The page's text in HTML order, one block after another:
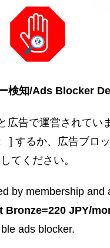
重複や混乱がないこ
話題も表示対象との
いました。タイミン
ース的な利用におい
近づきます。そし
他の分散SNS実装と
の地域から始めてい
母数が必要な機能な
治的な偏りが生まれ
検知/Ads Blocker
広告で運営されてい
] するか、広告ブロ
してください。
by membership and
Bronze=220 JPY/
ble ads blocker.